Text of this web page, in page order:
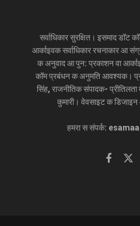
सर्वाधिकार सुरक्षित। इसमाद डॉट
आर्काइवक सर्वाधिकार रचनाकार आ
क अनुवाद आ पुन: प्रकाशन वा
कॉम प्रबंधन क अनुमति आवश्यक।
सिंह, राजनीतिक संपादक-
कुमारी। वेवसाइट क
हमरा स संपर्क: